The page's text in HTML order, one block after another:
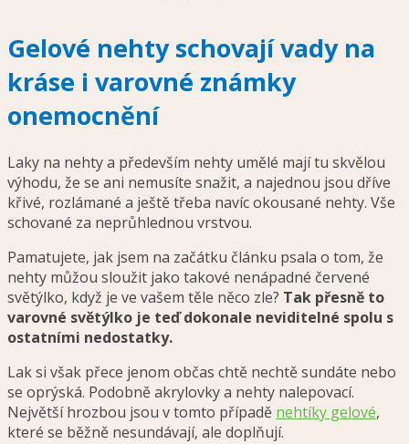
Gelové nehty schovají vady na
kráse i varovné známky
onemocnění
Laky na nehty a především nehty umělé mají tu skvělou
výhodu, že se ani nemusíte snažit, a najednou jsou dříve
křivé, rozlámané a ještě třeba navíc okousané nehty. Vše
schované za neprůhlednou vrstvou.
Pamatujete, jak jsem na začátku článku psala o tom, že
nehty můžou sloužit jako takové nenápadné červené
světýlko, když je ve vašem těle něco zle? Tak přesně to
varovné světýlko je teď dokonale neviditelné spolu s
ostatními nedostatky.
Lak si však přece jenom občas chtě nechtě sundáte nebo
se oprýská. Podobně akrylovky a nehty nalepovací.
Největší hrozbou jsou v tomto případě nehtíky gelové,
které se běžně nesundávají, ale doplňují.